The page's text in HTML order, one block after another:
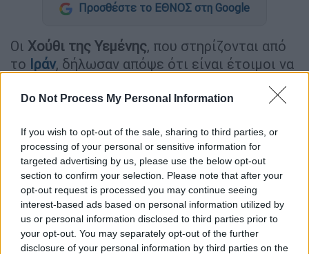
Do Not Process My Personal Information
If you wish to opt-out of the sale, sharing to third parties, or
processing of your personal or sensitive information for
targeted advertising by us, please use the below opt-out
section to confirm your selection. Please note that after your
opt-out request is processed you may continue seeing
interest-based ads based on personal information utilized by
us or personal information disclosed to third parties prior to
your opt-out. You may separately opt-out of the further
disclosure of your personal information by third parties on the
Προσθέστε το ΕΘΝΟΣ στη Google
Οι Χούθι της Υεμένης, που στηρίζονται από
το Ιράν, δήλωσαν απόψε ότι είναι έτοιμοι να
προϋποθέσεις,εφόσον συνεχιστούν οι
Ο στρατιωτικός εκπρόσωποςτων Χούθι
Γιαχία Σαρέεείπε ότι θα εμπλακούν στον
πόλεμο εάν νέοι σύμμαχοι ενωθούν με τις
ΗΠΑ και το Ισραήλή αν χρησιμοποιηθεί η
Ερυθρά Θάλασσα για επιθέσεις εναντίον του
Ιράν.